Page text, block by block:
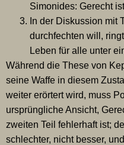
Simonides: Gerecht
In der Diskussion mit
durchfechten will,
Leben für alle unter
Während die These von
seine Waffe in diesem
weiter erörtert wird, muss
ursprüngliche Ansicht,
zweiten Teil fehlerhaft ist;
schlechter, nicht besser,